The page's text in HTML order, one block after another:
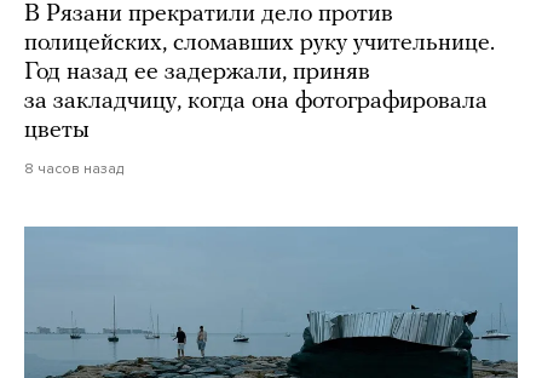
В Рязани прекратили дело против
полицейских, сломавших руку учительнице.
Год назад ее задержали, приняв
за закладчицу, когда она фотографировала
цветы
8 часов назад